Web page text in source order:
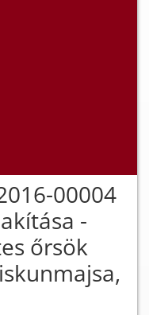
00004
-
őrsök